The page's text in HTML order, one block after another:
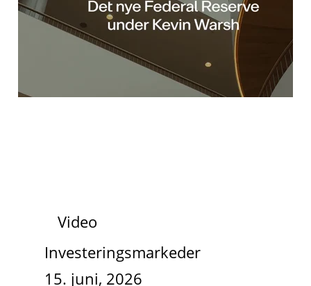
Video
Investeringsmarkeder
15. juni, 2026